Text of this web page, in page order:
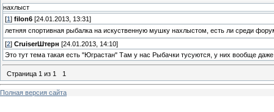
нахлыст
[1 ] filon6 [24.01.2013, 13:31]
летняя спортивная рыбалка на искуственную мушку нахлыстом, есть ли среди
[2] СruiserШтерн [24.01.2013, 14:10]
Это тут тема такая есть "Юграстан" Там у нас Рыбачки тусуются, у них вообще
Страница 1 из 1 1
Полная версия сайта